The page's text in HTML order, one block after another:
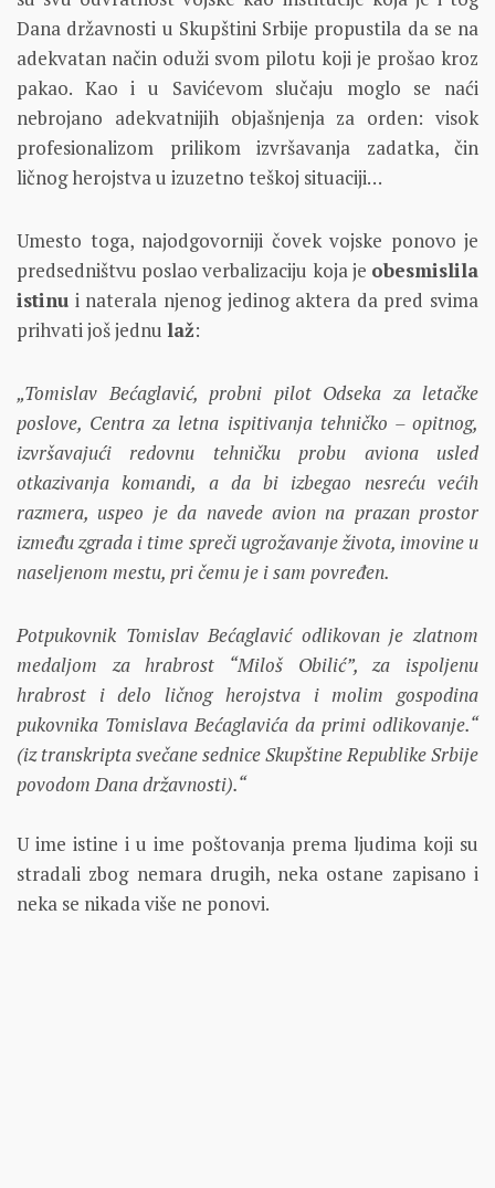
Dana državnosti u Skupštini Srbije propustila da se na
adekvatan način oduži svom pilotu koji je prošao kroz
pakao. Kao i u Savićevom slučaju moglo se naći
nebrojano adekvatnijih objašnjenja za orden: visok
profesionalizom prilikom izvršavanja zadatka, čin
ličnog herojstva u izuzetno teškoj situaciji…
Umesto toga, najodgovorniji čovek vojske ponovo je
predsedništvu poslao verbalizaciju koja je obesmislila
istinu i naterala njenog jedinog aktera da pred svima
prihvati još jednu laž:
„Tomislav Bećaglavić, probni pilot Odseka za letačke
poslove, Centra za letna ispitivanja tehničko – opitnog,
izvršavajući redovnu tehničku probu aviona usled
otkazivanja komandi, a da bi izbegao nesreću većih
razmera, uspeo je da navede avion na prazan prostor
između zgrada i time spreči ugrožavanje života, imovine u
naseljenom mestu, pri čemu je i sam povređen.
Potpukovnik Tomislav Bećaglavić odlikovan je zlatnom
medaljom za hrabrost “Miloš Obilić”, za ispoljenu
hrabrost i delo ličnog herojstva i molim gospodina
pukovnika Tomislava Bećaglavića da primi odlikovanje.“
(iz transkripta svečane sednice Skupštine Republike Srbije
povodom Dana državnosti).“
U ime istine i u ime poštovanja prema ljudima koji su
stradali zbog nemara drugih, neka ostane zapisano i
neka se nikada više ne ponovi.